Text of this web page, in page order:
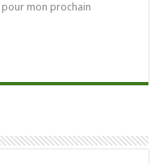
mon prochain